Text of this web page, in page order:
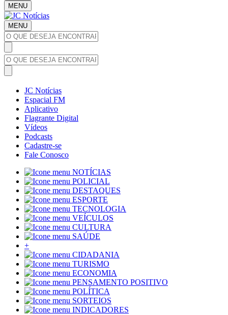
MENU
MENU
JC Notícias
Espacial FM
Aplicativo
Flagrante Digital
Vídeos
Podcasts
Cadastre-se
Fale Conosco
NOTÍCIAS
POLICIAL
DESTAQUES
ESPORTE
TECNOLOGIA
VEÍCULOS
CULTURA
SAÚDE
+
CIDADANIA
TURISMO
ECONOMIA
PENSAMENTO POSITIVO
POLÍTICA
SORTEIOS
INDICADORES